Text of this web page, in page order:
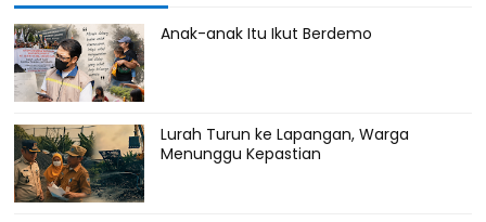
Anak-anak Itu Ikut Berdemo
Lurah Turun ke Lapangan, Warga
Menunggu Kepastian